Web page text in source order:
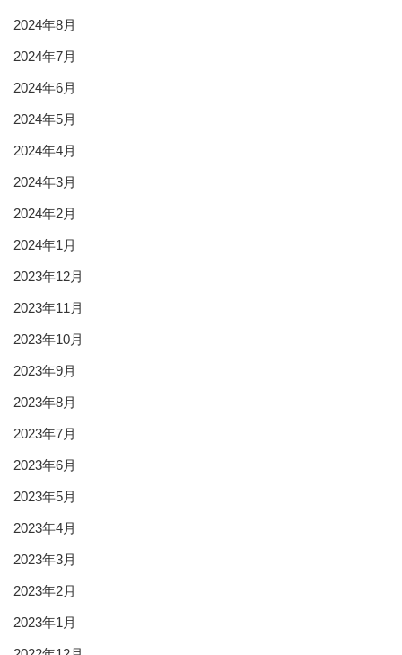
2024年8月
2024年7月
2024年6月
2024年5月
2024年4月
2024年3月
2024年2月
2024年1月
2023年12月
2023年11月
2023年10月
2023年9月
2023年8月
2023年7月
2023年6月
2023年5月
2023年4月
2023年3月
2023年2月
2023年1月